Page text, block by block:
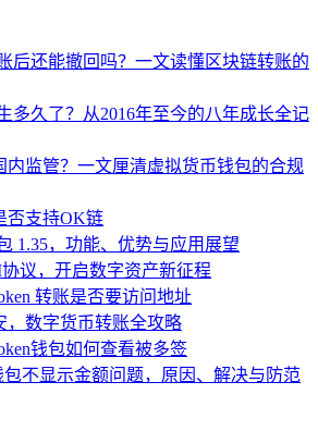
后还能撤回吗？一文读懂区块链转账的
多久了？从2016年至今的八年成长全记
内监管？一文厘清虚拟货币钱包的合规
否支持OK链
1.35，功能、优势与应用展望
议，开启数字资产新征程
转账是否要访问地址
，数字货币转账全攻略
钱包如何查看被多签
包不显示金额问题，原因、解决与防范